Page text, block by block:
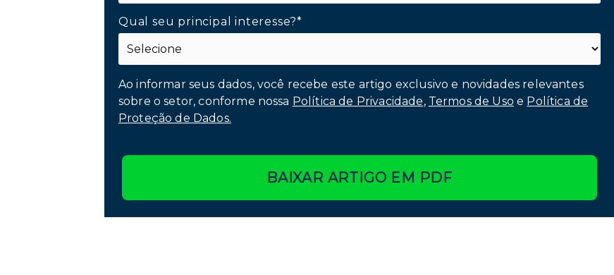
Qual seu principal interesse?*
Ao informar seus dados, você recebe este artigo exclusivo e novidades relevantes
sobre o setor, conforme nossa Política de Privacidade, Termos de Uso e Política de
Proteção de Dados.
BAIXAR ARTIGO EM PDF